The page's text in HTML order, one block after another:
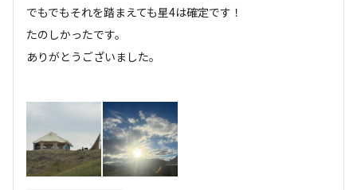
でもでもそれを踏まえても星4は確定です！
たのしかったです。
ありがとうございました。